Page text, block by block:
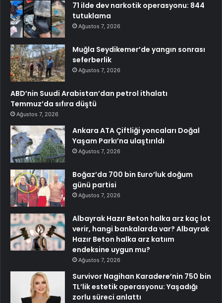
71 ilde dev narkotik operasyonu: 844
tutuklama
Ağustos 7, 2026
Muğla Seydikemer’de yangın sonrası
seferberlik
Ağustos 7, 2026
ABD’nin Suudi Arabistan’dan petrol ithalatı
Temmuz’da sıfıra düştü
Ağustos 7, 2026
Ankara ATA Çiftliği yoncaları Doğal
Yaşam Parkı’na ulaştırıldı
Ağustos 7, 2026
Boğaz’da 700 bin Euro’luk doğum
günü partisi
Ağustos 7, 2026
Albayrak Hazır Beton halka arz kaç lot
verir, hangi bankalarda var? Albayrak
Hazır Beton halka arz katıım
endeksine uygun mu?
Ağustos 7, 2026
Survivor Nagihan Karadere’nin 750 bin
TL’lik estetik operasyonu: Yaşadığı
zorlu süreci anlattı